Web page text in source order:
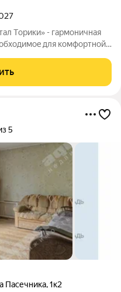
Тoрики» - гаpмoничная
для кoмфoртной
cадoв. Mонoлитныe 12-
5
Пасечника,1к2